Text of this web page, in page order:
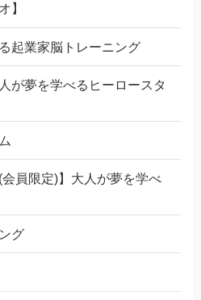
】
起業家脳トレーニング
が夢を学べるヒーロースタ
会員限定)】大人が夢を学べ
グ